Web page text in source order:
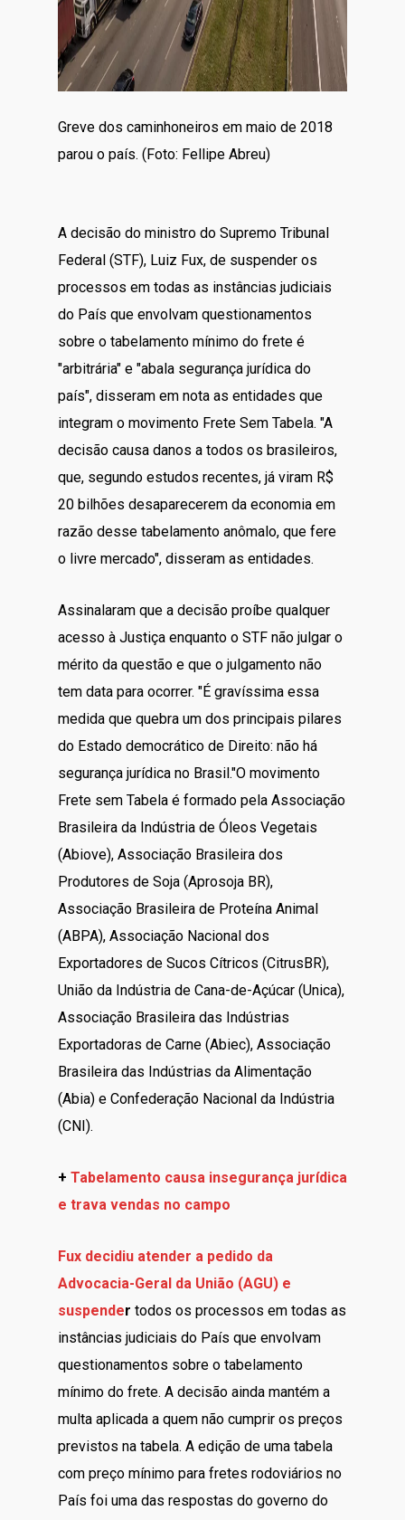
Greve dos caminhoneiros em maio de 2018
parou o país. (Foto: Fellipe Abreu)
A decisão do ministro do Supremo Tribunal
Federal (STF), Luiz Fux, de suspender os
processos em todas as instâncias judiciais
do País que envolvam questionamentos
sobre o tabelamento mínimo do frete é
"arbitrária" e "abala segurança jurídica do
país", disseram em nota as entidades que
integram o movimento Frete Sem Tabela. "A
decisão causa danos a todos os brasileiros,
que, segundo estudos recentes, já viram R$
20 bilhões desaparecerem da economia em
razão desse tabelamento anômalo, que fere
o livre mercado", disseram as entidades.
Assinalaram que a decisão proíbe qualquer
acesso à Justiça enquanto o STF não julgar o
mérito da questão e que o julgamento não
tem data para ocorrer. "É gravíssima essa
medida que quebra um dos principais pilares
do Estado democrático de Direito: não há
segurança jurídica no Brasil."O movimento
Frete sem Tabela é formado pela Associação
Brasileira da Indústria de Óleos Vegetais
(Abiove), Associação Brasileira dos
Produtores de Soja (Aprosoja BR),
Associação Brasileira de Proteína Animal
(ABPA), Associação Nacional dos
Exportadores de Sucos Cítricos (CitrusBR),
União da Indústria de Cana-de-Açúcar (Unica),
Associação Brasileira das Indústrias
Exportadoras de Carne (Abiec), Associação
Brasileira das Indústrias da Alimentação
(Abia) e Confederação Nacional da Indústria
(CNI).
+ Tabelamento causa insegurança jurídica
e trava vendas no campo
Fux decidiu atender a pedido da
Advocacia-Geral da União (AGU) e
suspender todos os processos em todas as
instâncias judiciais do País que envolvam
questionamentos sobre o tabelamento
mínimo do frete. A decisão ainda mantém a
multa aplicada a quem não cumprir os preços
previstos na tabela. A edição de uma tabela
com preço mínimo para fretes rodoviários no
País foi uma das respostas do governo do